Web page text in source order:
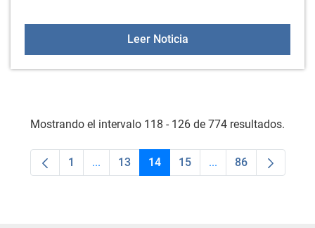
Leer NoticiaGazteleku el 13 de
Mostrando el intervalo 118 - 126 de 774 resultados.
Página
1 ...Páginas intermedias Use TAB para
Página
13 Página
14 Página
15 ...PáginasPágina
86